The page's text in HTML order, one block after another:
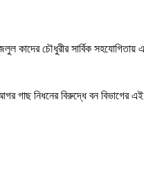
কাদের চৌধুরীর সার্বিক
গাছ নিধনের বিরুদ্ধে বন বিভাগের